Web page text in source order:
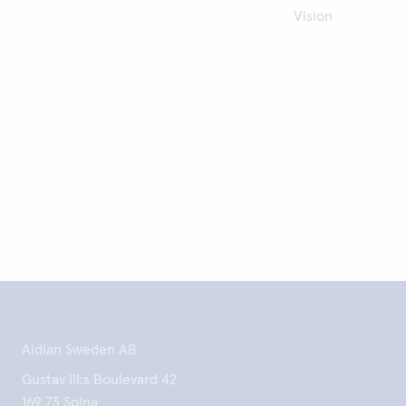
Vision
Aidian Sweden AB
Gustav III:s Boulevard 42
169 73 Solna